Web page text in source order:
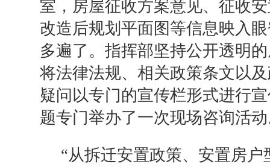
室，房屋征收方案意见、征收
改造后规划平面图等信息映入
多遍了。指挥部坚持公开透明
将法律法规、相关政策条文以
疑问以专门的宣传栏形式进行
题专门举办了一次现场咨询活
“从拆迁安置政策、安置房